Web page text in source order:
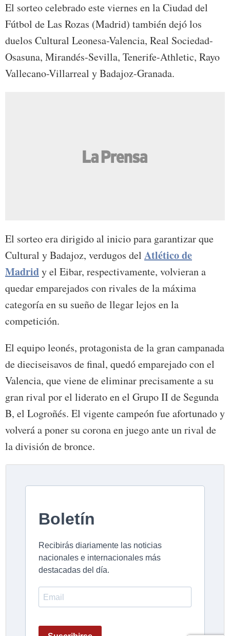
El sorteo celebrado este viernes en la Ciudad del
Fútbol de Las Rozas (Madrid) también dejó los
duelos Cultural Leonesa-Valencia, Real Sociedad-
Osasuna, Mirandés-Sevilla, Tenerife-Athletic, Rayo
Vallecano-Villarreal y Badajoz-Granada.
El sorteo era dirigido al inicio para garantizar que
Cultural y Badajoz, verdugos del Atlético de
Madridy el Eibar, respectivamente, volvieran a
quedar emparejados con rivales de la máxima
categoría en su sueño de llegar lejos en la
competición.
El equipo leonés, protagonista de la gran campanada
de dieciseisavos de final, quedó emparejado con el
Valencia, que viene de eliminar precisamente a su
gran rival por el liderato en el Grupo II de Segunda
B, el Logroñés. El vigente campeón fue afortunado y
volverá a poner su corona en juego ante un rival de
la división de bronce.